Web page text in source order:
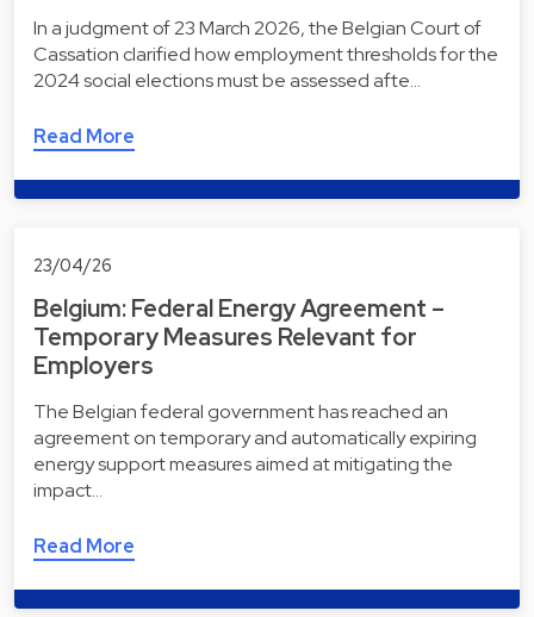
In a judgment of 23 March 2026, the Belgian Court of
Cassation clarified how employment thresholds for the
2024 social elections must be assessed afte…
Read More
23/04/26
Belgium: Federal Energy Agreement –
Temporary Measures Relevant for
Employers
The Belgian federal government has reached an
agreement on temporary and automatically expiring
energy support measures aimed at mitigating the
impact…
Read More